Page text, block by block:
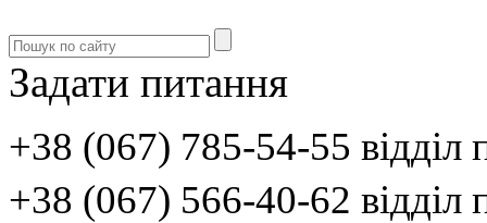
Задати питання
+38 (067) 785-54-55 відділ
+38 (067) 566-40-62 відділ